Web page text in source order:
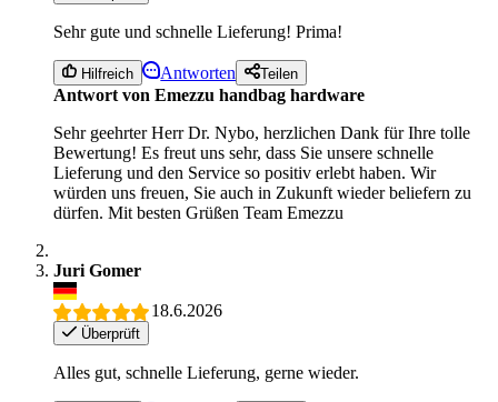
Sehr gute und schnelle Lieferung! Prima!
Hilfreich Antworten Teilen
Antwort von Emezzu handbag hardware
Sehr geehrter Herr Dr. Nybo, herzlichen Dank für Ihre tolle
Bewertung! Es freut uns sehr, dass Sie unsere schnelle
Lieferung und den Service so positiv erlebt haben. Wir
würden uns freuen, Sie auch in Zukunft wieder beliefern zu
dürfen. Mit besten Grüßen Team Emezzu
Juri Gomer
18.6.2026
Überprüft
Alles gut, schnelle Lieferung, gerne wieder.